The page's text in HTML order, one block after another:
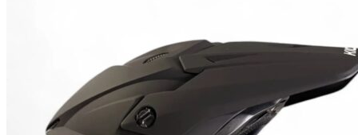
выбрать
на
странице
товара.